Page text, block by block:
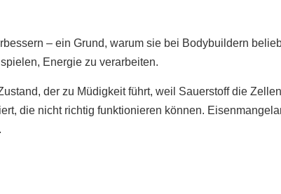
– ein Grund, warum sie bei Bodybuildern
Energie zu verarbeiten.
der zu Müdigkeit führt, weil Sauerstoff die
die nicht richtig funktionieren können.